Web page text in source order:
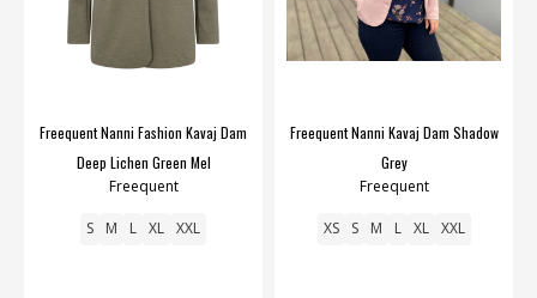
Freequent Nanni Fashion Kavaj Dam
Deep Lichen Green Mel
Freequent
S M L XL XXL
Freequent Nanni Kavaj Dam Shadow
Grey
Freequent
XS S M L XL XXL